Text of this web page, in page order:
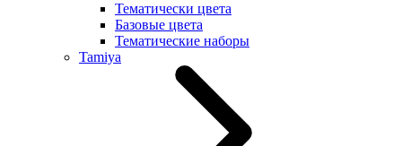
Тематически цвета
Базовые цвета
Тематические наборы
Tamiya